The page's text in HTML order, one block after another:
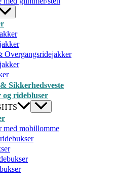
Overgangsridejakker
Sikkerhedsveste
ridebluser
med mobillomme